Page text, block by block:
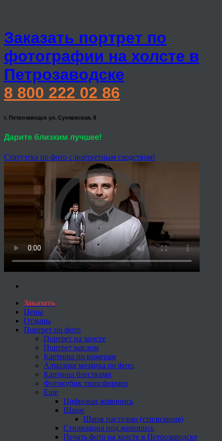
Заказать портрет по
фотографии на холсте в
Петрозаводске
8 800 222 02 86
г. Петрозаводск ул. Суоярвская, 8
Дарите близким лучшее!
Статуэтка по фото с портретным сходством!
Заказать
Цены
Отзывы
Портрет по фото
Портрет на холсте
Портрет маслом
Картины по номерам
Алмазная мозаика по фото
Картины блестками
Фотокубик трансформер
Еще
Цифровая живопись
Шарж
Шарж пастелью (стилизация)
Стилизация под живопись
Печать фото на холсте в Петрозаводске